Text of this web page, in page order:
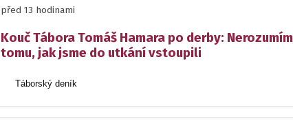
před 13 hodinami
Kouč Tábora Tomáš Hamara po derby: Nerozumím
tomu, jak jsme do utkání vstoupili
Táborský deník